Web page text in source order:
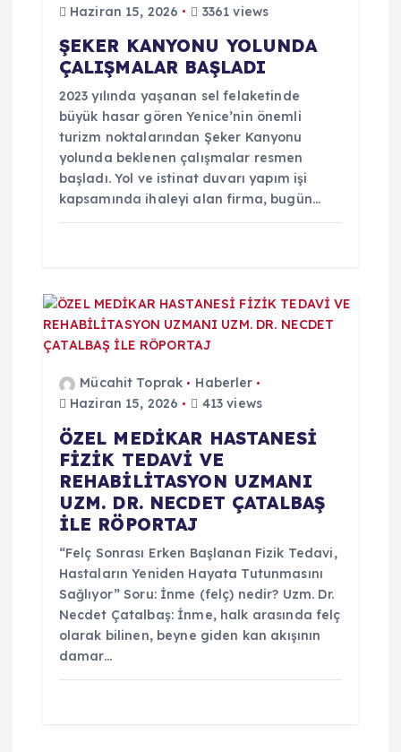
m
Haziran 15, 2026
3361 views
ŞEKER KANYONU YOLUNDA
ÇALIŞMALAR BAŞLADI
2023 yılında yaşanan sel felaketinde
büyük hasar gören Yenice’nin önemli
turizm noktalarından Şeker Kanyonu
yolunda beklenen çalışmalar resmen
başladı. Yol ve istinat duvarı yapım işi
kapsamında ihaleyi alan firma, bugün…
Mücahit Toprak
Haberler
Haziran 15, 2026
413 views
ÖZEL MEDİKAR HASTANESİ
FİZİK TEDAVİ VE
REHABİLİTASYON UZMANI
UZM. DR. NECDET ÇATALBAŞ
İLE RÖPORTAJ
“Felç Sonrası Erken Başlanan Fizik Tedavi,
Hastaların Yeniden Hayata Tutunmasını
Sağlıyor” Soru: İnme (felç) nedir? Uzm. Dr.
Necdet Çatalbaş: İnme, halk arasında felç
olarak bilinen, beyne giden kan akışının
damar…